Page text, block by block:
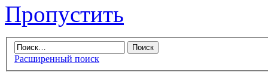
Пропустить
Расширенный поиск